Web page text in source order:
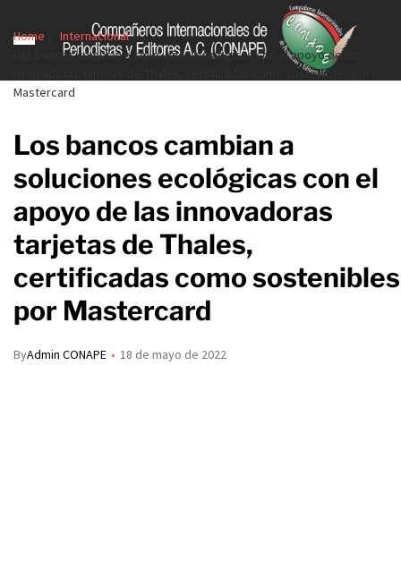
Home
Internacional
Los bancos cambian a soluciones ecológicas con el apoyo de las
innovadoras tarjetas de Thales, certificadas como sostenibles por
Mastercard
Los bancos cambian a
soluciones ecológicas con el
apoyo de las innovadoras
tarjetas de Thales,
certificadas como sostenibles
por Mastercard
ByAdmin CONAPE 18 de mayo de 2022